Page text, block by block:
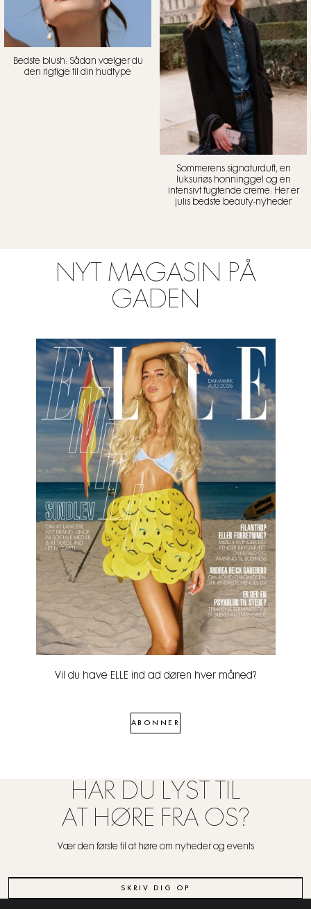
Bedste blush: Sådan vælger du
den rigtige til din hudtype
Sommerens signaturduft, en
luksuriøs honninggel og en
intensivt fugtende creme: Her er
julis bedste beauty-nyheder
NYT MAGASIN PÅ
GADEN
Vil du have ELLE ind ad døren hver måned?
ABONNER
HAR DU LYST TIL
AT HØRE FRA OS?
Vær den første til at høre om nyheder og events
SKRIV DIG OP